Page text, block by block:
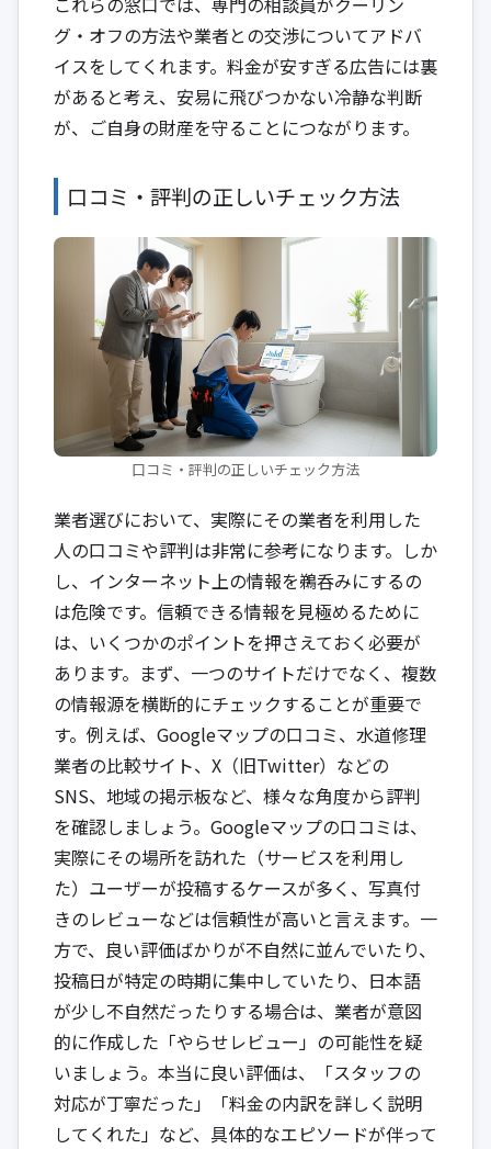
グ・オフの方法や業者との交渉についてアドバ
イスをしてくれます。料金が安すぎる広告には裏
があると考え、安易に飛びつかない冷静な判断
が、ご自身の財産を守ることにつながります。
口コミ・評判の正しいチェック方法
口コミ・評判の正しいチェック方法
業者選びにおいて、実際にその業者を利用した
人の口コミや評判は非常に参考になります。しか
し、インターネット上の情報を鵜呑みにするの
は危険です。信頼できる情報を見極めるために
は、いくつかのポイントを押さえておく必要が
あります。まず、一つのサイトだけでなく、複数
の情報源を横断的にチェックすることが重要で
す。例えば、Googleマップの口コミ、水道修理
業者の比較サイト、X（旧Twitter）などの
SNS、地域の掲示板など、様々な角度から評判
を確認しましょう。Googleマップの口コミは、
実際にその場所を訪れた（サービスを利用し
た）ユーザーが投稿するケースが多く、写真付
きのレビューなどは信頼性が高いと言えます。一
方で、良い評価ばかりが不自然に並んでいたり、
投稿日が特定の時期に集中していたり、日本語
が少し不自然だったりする場合は、業者が意図
的に作成した「やらせレビュー」の可能性を疑
いましょう。本当に良い評価は、「スタッフの
対応が丁寧だった」「料金の内訳を詳しく説明
してくれた」など、具体的なエピソードが伴って